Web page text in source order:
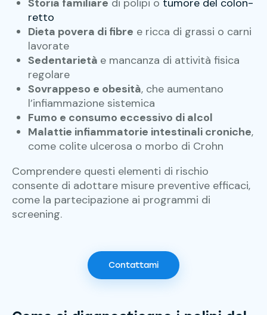
retto
Dieta povera di fibre e ricca di grassi o carni
lavorate
Sedentarietà e mancanza di attività fisica
regolare
Sovrappeso e obesità, che aumentano
l’infiammazione sistemica
Fumo e consumo eccessivo di alcol
Malattie infiammatorie intestinali croniche,
come colite ulcerosa o morbo di Crohn
Comprendere questi elementi di rischio
consente di adottare misure preventive efficaci,
come la partecipazione ai programmi di
screening.
Contattami